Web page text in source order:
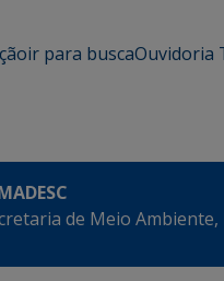
ir para buscaOuvidoria
de Meio